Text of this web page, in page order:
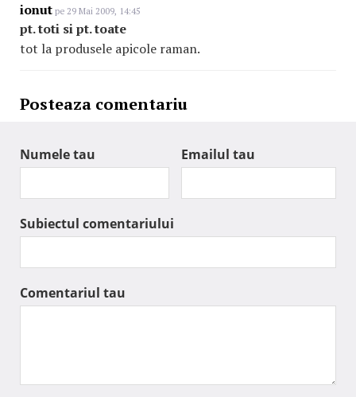
ionut pe 29 Mai 2009, 14:45
pt. toti si pt. toate
tot la produsele apicole raman.
Posteaza comentariu
Numele tau Emailul tau
Subiectul comentariului
Comentariul tau